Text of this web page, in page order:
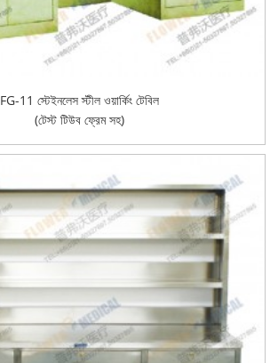
FG-11 স্টেইনলেস স্টীল ওয়ার্কিং টেবিল
(টেস্ট টিউব ফ্রেম সহ)